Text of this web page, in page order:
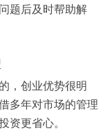
题后及时帮助解
，创业优势很明
多年对市场的管理
更省心。